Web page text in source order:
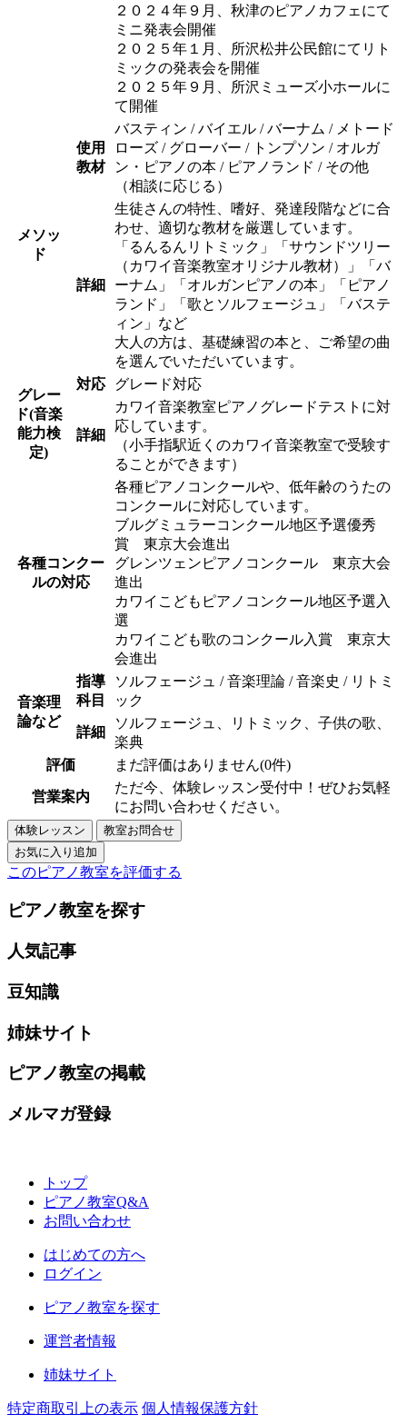
２０２４年９月、秋津のピアノカフェにて
ミニ発表会開催
２０２５年１月、所沢松井公民館にてリト
ミックの発表会を開催
２０２５年９月、所沢ミューズ小ホールに
て開催
メソッ
ド
使用
教材
バスティン / バイエル / バーナム / メトード
ローズ / グローバー / トンプソン / オルガ
ン・ピアノの本 / ピアノランド / その他
（相談に応じる）
詳細
生徒さんの特性、嗜好、発達段階などに合
わせ、適切な教材を厳選しています。
「るんるんリトミック」「サウンドツリー
（カワイ音楽教室オリジナル教材）」「バ
ーナム」「オルガンピアノの本」「ピアノ
ランド」「歌とソルフェージュ」「バステ
ィン」など
大人の方は、基礎練習の本と、ご希望の曲
を選んでいただいています。
グレー
ド(音楽
能力検
定)
対応 グレード対応
詳細
カワイ音楽教室ピアノグレードテストに対
応しています。
（小手指駅近くのカワイ音楽教室で受験す
ることができます）
各種コンクー
ルの対応
各種ピアノコンクールや、低年齢のうたの
コンクールに対応しています。
ブルグミュラーコンクール地区予選優秀
賞 東京大会進出
グレンツェンピアノコンクール 東京大会
進出
カワイこどもピアノコンクール地区予選入
選
カワイこども歌のコンクール入賞 東京大
会進出
音楽理
論など
指導
科目
ソルフェージュ / 音楽理論 / 音楽史 / リトミ
ック
詳細
ソルフェージュ、リトミック、子供の歌、
楽典
評価
まだ評価はありません(0件)
営業案内
ただ今、体験レッスン受付中！ぜひお気軽
にお問い合わせください。
このピアノ教室を評価する
ピアノ教室を探す
人気記事
豆知識
姉妹サイト
ピアノ教室の掲載
メルマガ登録
トップ
ピアノ教室Q&A
お問い合わせ
はじめての方へ
ログイン
ピアノ教室を探す
運営者情報
姉妹サイト
特定商取引上の表示 個人情報保護方針